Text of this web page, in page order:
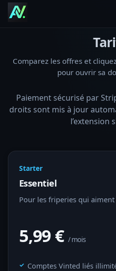
Comparez les offres et
pour ouvrir sa
Paiement sécurisé par
droits sont mis à jour
l’extension
Starter
Essentiel
Pour les friperies qui
5,99€/ mois
Comptes Vinted liés